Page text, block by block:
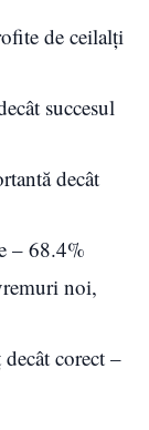
de ceilalți
succesul
decât
– 68.4%
noi,
corect –